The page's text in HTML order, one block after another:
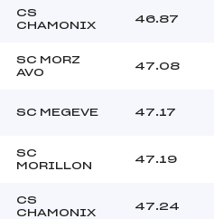
CS
CHAMONIX
46.87
SC MORZ
AVO
47.08
SC MEGEVE 47.17
SC
MORILLON
47.19
CS
CHAMONIX
47.24